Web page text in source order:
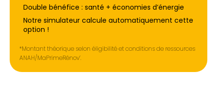
Double bénéfice : santé + économies d’énergie
Notre simulateur calcule automatiquement cette
option !
*Montant théorique selon éligibilité et conditions de ressources
ANAH/MaPrimeRénov’.